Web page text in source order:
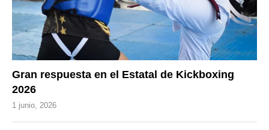
Gran respuesta en el Estatal de Kickboxing
2026
1 junio, 2026